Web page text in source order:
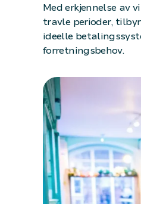
Med erkjennelse av
travle perioder,
ideelle
forretningsbehov.